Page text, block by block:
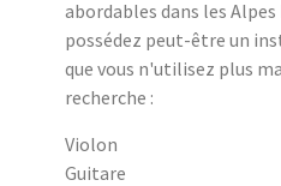
abordables dans les
possédez peut-être un
que vous n'utilisez plus
recherche :
Violon
Guitare